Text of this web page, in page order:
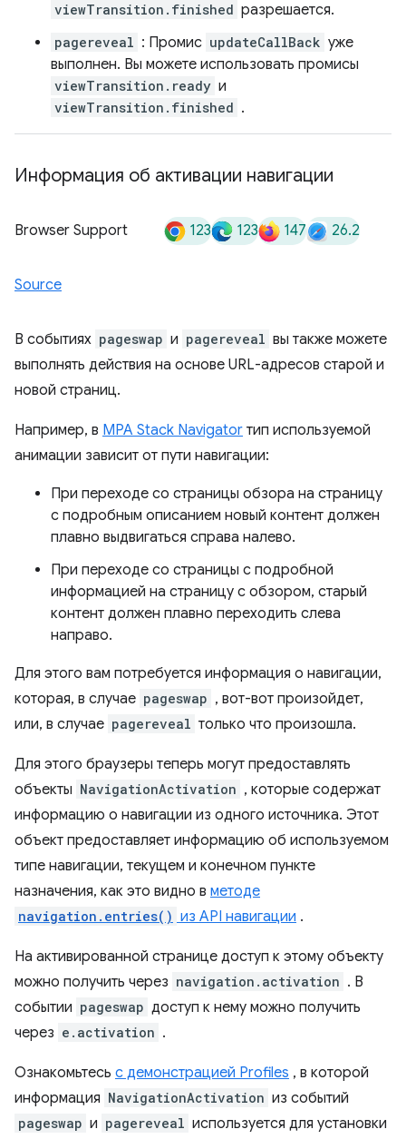
viewTransition.finished разрешается.
pagereveal : Промис updateCallBack уже
выполнен. Вы можете использовать промисы
viewTransition.ready и
viewTransition.finished .
Информация об активации навигации
Browser Support 123 123 147 26.2
Source
В событиях pageswap и pagereveal вы также можете
выполнять действия на основе URL-адресов старой и
новой страниц.
Например, в MPA Stack Navigator тип используемой
анимации зависит от пути навигации:
При переходе со страницы обзора на страницу
с подробным описанием новый контент должен
плавно выдвигаться справа налево.
При переходе со страницы с подробной
информацией на страницу с обзором, старый
контент должен плавно переходить слева
направо.
Для этого вам потребуется информация о навигации,
которая, в случае pageswap , вот-вот произойдет,
или, в случае pagereveal только что произошла.
Для этого браузеры теперь могут предоставлять
объекты NavigationActivation , которые содержат
информацию о навигации из одного источника. Этот
объект предоставляет информацию об используемом
типе навигации, текущем и конечном пункте
назначения, как это видно в методе
navigation.entries() из API навигации .
На активированной странице доступ к этому объекту
можно получить через navigation.activation . В
событии pageswap доступ к нему можно получить
через e.activation .
Ознакомьтесь с демонстрацией Profiles , в которой
информация NavigationActivation из событий
pageswap и pagereveal используется для установки